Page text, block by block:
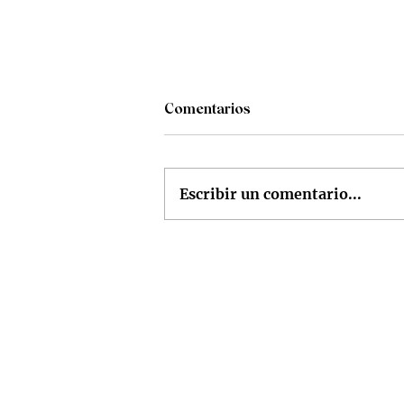
Comentarios
Escribir un comentario...